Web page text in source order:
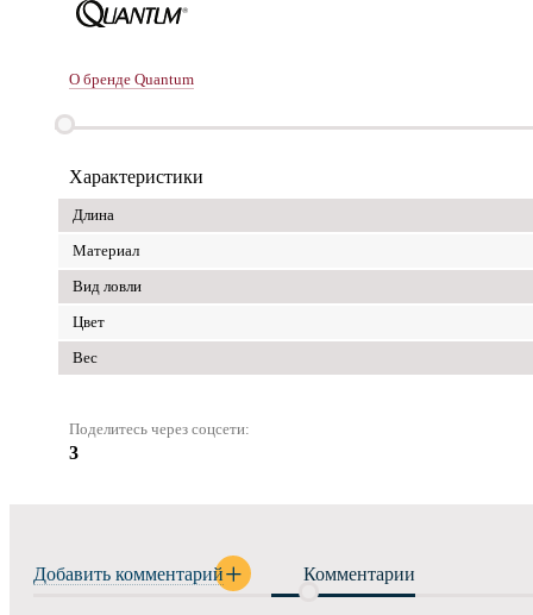
О бренде Quantum
Характеристики
Длина
Материал
Вид ловли
Цвет
Вес
Поделитесь через соцсети:
3
Добавить комментарий Комментарии